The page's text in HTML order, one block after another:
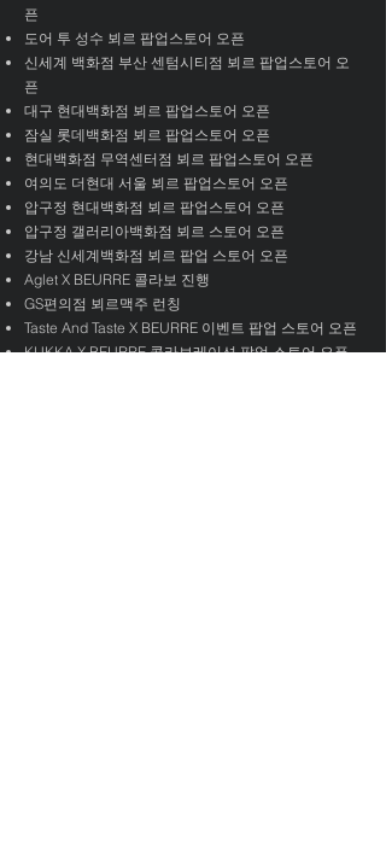
픈
도어 투 성수 뵈르 팝업스토어 오픈
신세계 백화점 부산 센텀시티점 뵈르 팝업스토어 오
픈
대구 현대백화점 뵈르 팝업스토어 오픈
잠실 롯데백화점 뵈르 팝업스토어 오픈
현대백화점 무역센터점 뵈르 팝업스토어 오픈
여의도 더현대 서울 뵈르 팝업스토어 오픈
압구정 현대백화점 뵈르 팝업스토어 오픈
압구정 갤러리아백화점 뵈르 스토어 오픈
강남 신세계백화점 뵈르 팝업 스토어 오픈
Aglet X BEURRE 콜라보 진행
GS편의점 뵈르맥주 런칭
Taste And Taste X BEURRE 이벤트 팝업 스토어 오픈
KUKKA X BEURRE 콜라보레이션 팝업 스토어 오픈